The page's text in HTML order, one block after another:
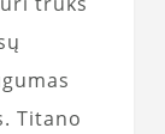
Titano